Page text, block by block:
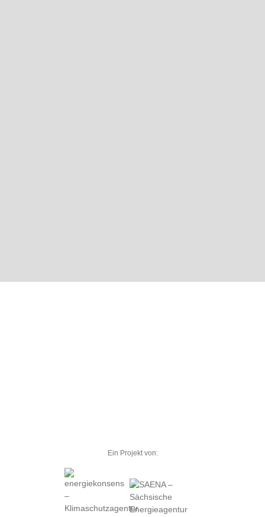
Ein Projekt von: